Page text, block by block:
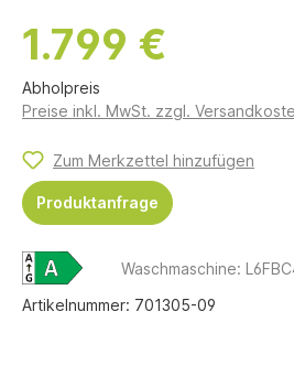
1.799 €
Abholpreis
Preise inkl. MwSt. zzgl.
Zum Merkzettel hinzufügen
Produktanfrage
Waschmaschine:
Artikelnummer: 701305-09